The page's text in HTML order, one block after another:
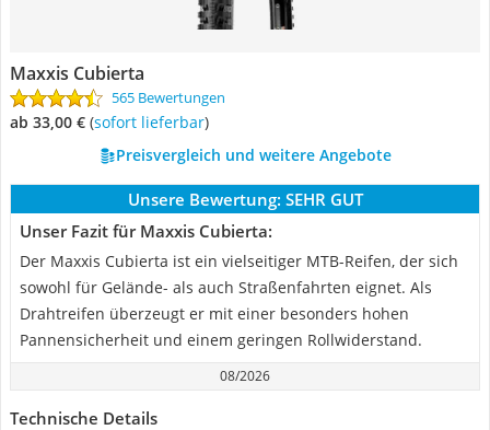
Maxxis Cubierta
565 Bewertungen
ab 33,00 € ( Sofort lieferbar)
Preisvergleich und weitere Angebote
Unsere Bewertung: SEHR GUT
Unser Fazit für Maxxis Cubierta:
Der Maxxis Cubierta ist ein vielseitiger MTB-Reifen, der sich
sowohl für Gelände- als auch Straßenfahrten eignet. Als
Drahtreifen überzeugt er mit einer besonders hohen
Pannensicherheit und einem geringen Rollwiderstand.
08/2026
Technische Details